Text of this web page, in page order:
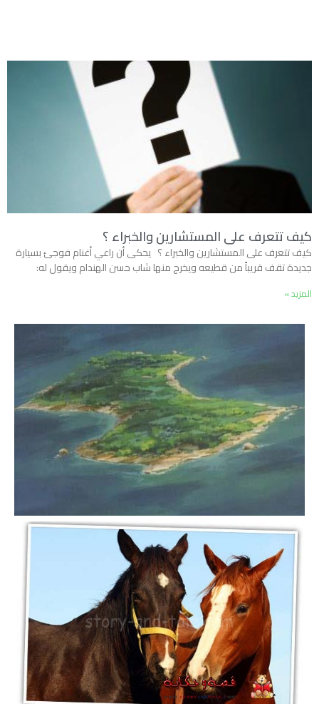
كيف تتعرف على المستشارين والخبراء ؟
كيف تتعرف على المستشارين والخبراء ؟ يحكى أن راعي أغنام فوجئ بسيارة
جديدة تقف قريباً من قطيعه ويخرج منها شاب حسن الهندام ويقول له:
المزيد »